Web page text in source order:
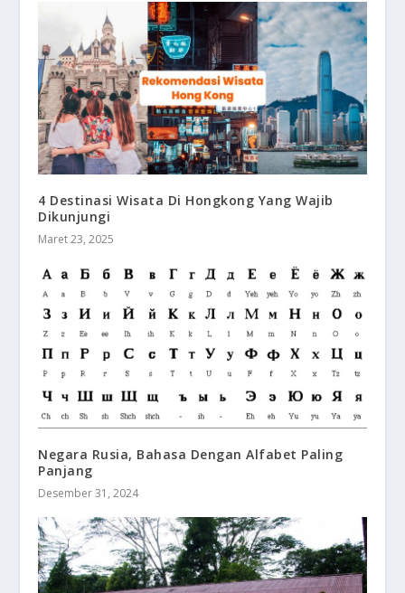
4 Destinasi Wisata Di Hongkong Yang Wajib
Dikunjungi
Maret 23, 2025
Negara Rusia, Bahasa Dengan Alfabet Paling
Panjang
Desember 31, 2024